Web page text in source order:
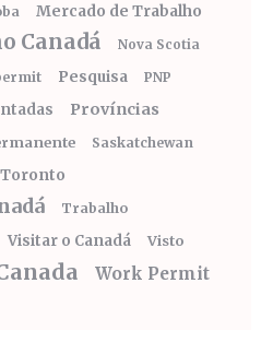
Mercado de Trabalho
Canadá Nova Scotia
Pesquisa PNP
Províncias
Saskatchewan
Toronto
Trabalho
Visitar o Canadá Visto
Work Permit